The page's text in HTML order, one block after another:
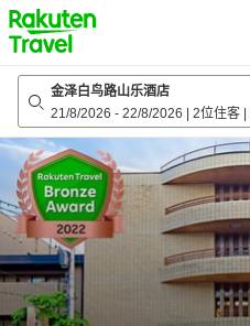
to
top
page
金泽白鸟路山乐酒店
21/8/2026 - 22/8/2026 2位住客